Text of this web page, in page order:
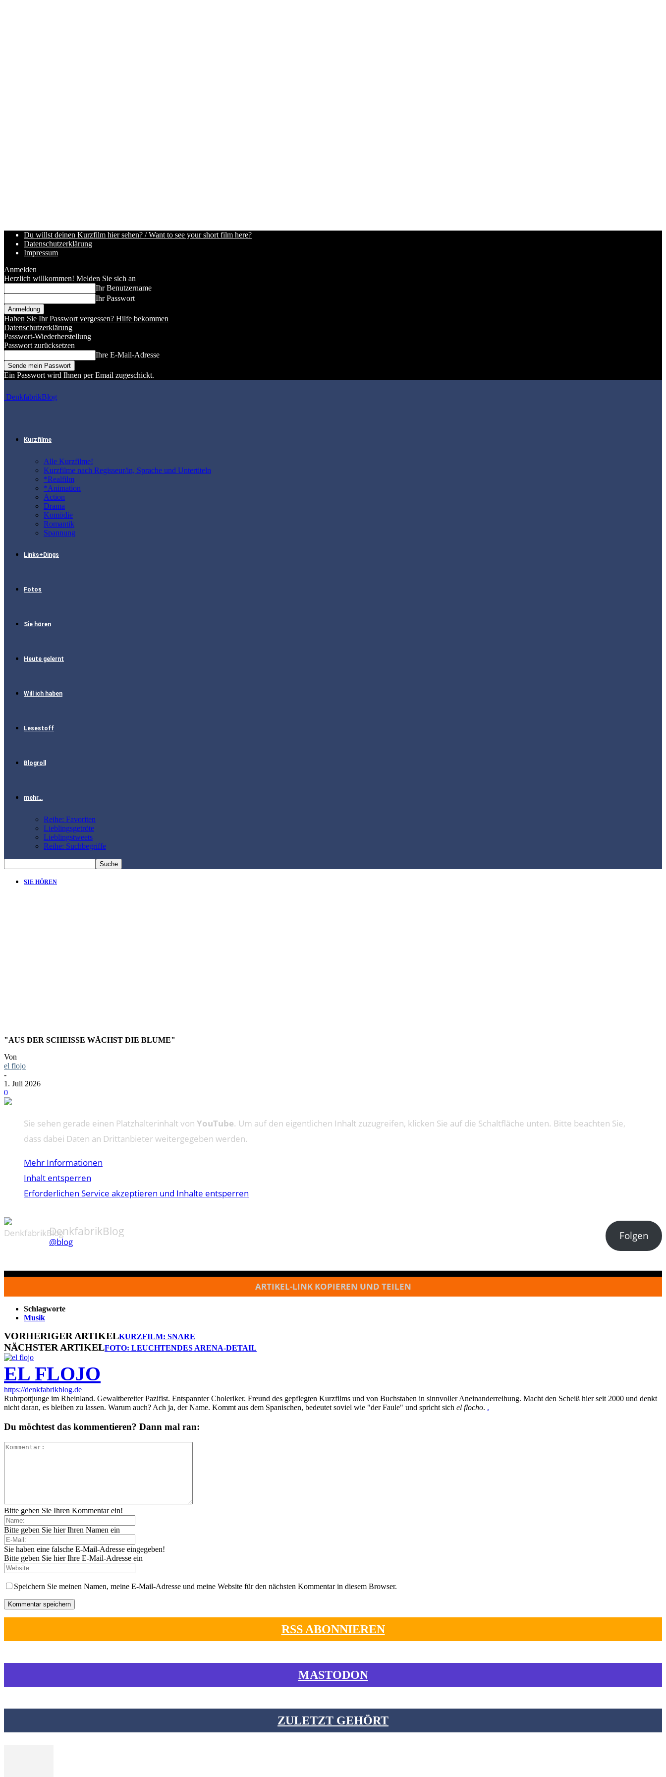
Du willst deinen Kurzfilm hier sehen? / Want to see your short film here?
Datenschutzerklärung
Impressum
Anmelden
Herzlich willkommen! Melden Sie sich an
Ihr Benutzername
Ihr Passwort
Haben Sie Ihr Passwort vergessen? Hilfe bekommen
Datenschutzerklärung
Passwort-Wiederherstellung
Passwort zurücksetzen
Ihre E-Mail-Adresse
Ein Passwort wird Ihnen per Email zugeschickt.
DenkfabrikBlog
Kurzfilme
Alle Kurzfilme!
Kurzfilme nach Regisseur/in, Sprache und Untertiteln
*Realfilm
*Animation
Action
Drama
Komödie
Romantik
Spannung
Links+Dings
Fotos
Sie hören
Heute gelernt
Will ich haben
Lesestoff
Blogroll
mehr…
Reihe: Favoriten
Lieblingsgetröte
Lieblingstweets
Reihe: Suchbegriffe
SIE HÖREN
"AUS DER SCHEISSE WÄCHST DIE BLUME"
Von
el flojo
-
1. Juli 2026
0
Sie sehen gerade einen Platzhalterinhalt von YouTube. Um auf den eigentlichen Inhalt zuzugreifen, klicken Sie auf die Schaltfläche unten. Bitte beachten Sie,
dass dabei Daten an Drittanbieter weitergegeben werden.
Mehr Informationen
Inhalt entsperren
Erforderlichen Service akzeptieren und Inhalte entsperren
DenkfabrikBlog
@blog Folgen
ARTIKEL-LINK KOPIEREN UND TEILEN
Schlagworte
Musik
VORHERIGER ARTIKELKURZFILM: SNARE
NÄCHSTER ARTIKELFOTO: LEUCHTENDES ARENA-DETAIL
EL FLOJO
https://denkfabrikblog.de
Ruhrpottjunge im Rheinland. Gewaltbereiter Pazifist. Entspannter Choleriker. Freund des gepflegten Kurzfilms und von Buchstaben in sinnvoller Aneinanderreihung. Macht den Scheiß hier seit 2000 und denkt
nicht daran, es bleiben zu lassen. Warum auch? Ach ja, der Name. Kommt aus dem Spanischen, bedeutet soviel wie "der Faule" und spricht sich el flocho. .
Du möchtest das kommentieren? Dann mal ran:
Bitte geben Sie Ihren Kommentar ein!
Bitte geben Sie hier Ihren Namen ein
Sie haben eine falsche E-Mail-Adresse eingegeben!
Bitte geben Sie hier Ihre E-Mail-Adresse ein
Speichern Sie meinen Namen, meine E-Mail-Adresse und meine Website für den nächsten Kommentar in diesem Browser.
RSS ABONNIEREN
MASTODON
ZULETZT GEHÖRT